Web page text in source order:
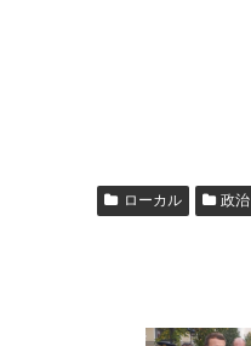
ローカル 政治